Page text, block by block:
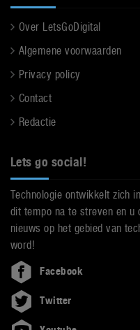
Over LetsGoDigital
Algemene voorwaarden
Privacy policy
Contact
Redactie
Lets go social!
Technologie ontwikkelt zich
dit tempo na te streven en u
nieuws op het gebied van
word!
Facebook
Twitter